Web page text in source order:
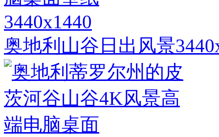
3440x1440
奥地利山谷日出风景